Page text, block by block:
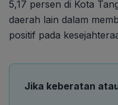
5,17 persen di Kota
daerah lain dalam
positif pada
Jika keberatan